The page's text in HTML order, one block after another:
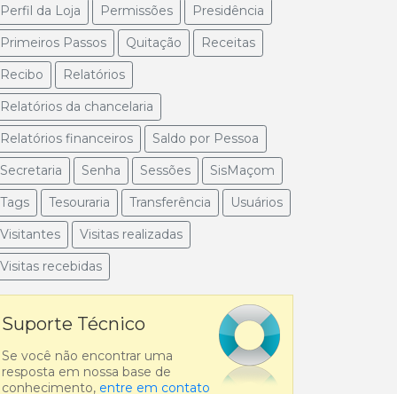
Perfil da Loja
Permissões
Presidência
Primeiros Passos
Quitação
Receitas
Recibo
Relatórios
Relatórios da chancelaria
Relatórios financeiros
Saldo por Pessoa
Secretaria
Senha Sessões
SisMaçom
Tags
Tesouraria Transferência
Usuários
Visitantes
Visitas realizadas
Visitas recebidas
Suporte Técnico
Se você não encontrar uma
resposta em nossa base de
conhecimento, entre em contato